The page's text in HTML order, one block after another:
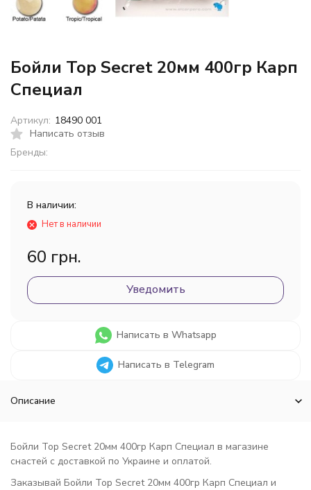
Бойли Top Secret 20мм 400гр Карп
Специал
Написать отзыв
Бренды:
Артикул: 18490 001
В наличии:
Нет в наличии
60 грн.
Уведомить
Написать в Whatsapp
Написать в Telegram
Описание
Бойли Top Secret 20мм 400гр Карп Специал в магазине
снастей с доставкой по Украине и оплатой.
Заказывай Бойли Top Secret 20мм 400гр Карп Специал и